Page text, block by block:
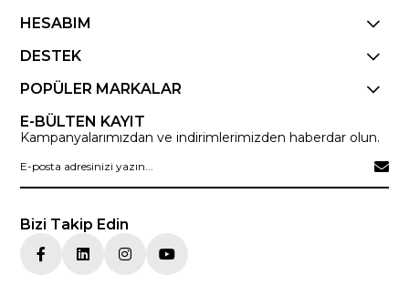
HESABIM
DESTEK
POPÜLER MARKALAR
E-BÜLTEN KAYIT
Kampanyalarımızdan ve indirimlerimizden haberdar olun.
Bizi Takip Edin